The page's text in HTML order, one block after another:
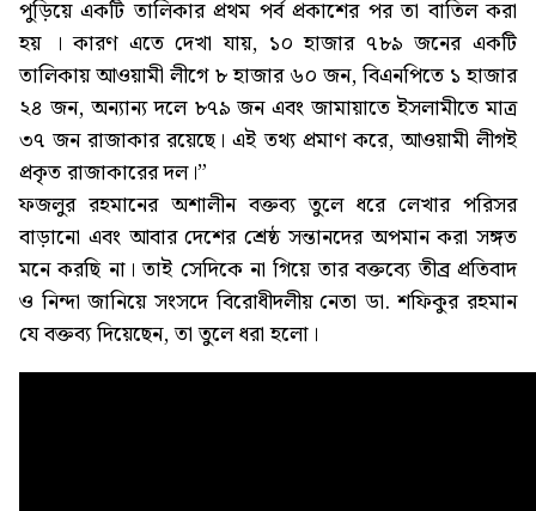
পুড়িয়ে একটি তালিকার প্রথম পর্ব প্রকাশের পর তা বাতিল করা
হয় । কারণ এতে দেখা যায়, ১০ হাজার ৭৮৯ জনের একটি
তালিকায় আওয়ামী লীগে ৮ হাজার ৬০ জন, বিএনপিতে ১ হাজার
২৪ জন, অন্যান্য দলে ৮৭৯ জন এবং জামায়াতে ইসলামীতে মাত্র
৩৭ জন রাজাকার রয়েছে। এই তথ্য প্রমাণ করে, আওয়ামী লীগই
প্রকৃত রাজাকারের দল।”
ফজলুর রহমানের অশালীন বক্তব্য তুলে ধরে লেখার পরিসর
বাড়ানো এবং আবার দেশের শ্রেষ্ঠ সন্তানদের অপমান করা সঙ্গত
মনে করছি না। তাই সেদিকে না গিয়ে তার বক্তব্যে তীব্র প্রতিবাদ
ও নিন্দা জানিয়ে সংসদে বিরোধীদলীয় নেতা ডা. শফিকুর রহমান
যে বক্তব্য দিয়েছেন, তা তুলে ধরা হলো।